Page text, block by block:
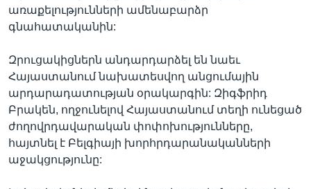
առաքելությունների ամենաբարձր
գնահատականին:
Զրուցակիցներն անդարդարձել են նաեւ
Հայաստանում նախատեսվող անցումային
արդարադատության օրակարգին: Զիգֆրիդ
Բրակեն, ողջունելով Հայաստանում տեղի ունեցած
ժողովրդավարական փոփոխությունները,
հայտնել է Բելգիայի խորհրդարանականների
աջակցությունը: